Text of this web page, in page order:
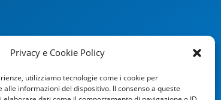
Privacy e Cookie Policy
utilizziamo tecnologie come i cookie per
informazioni del dispositivo. Il consenso a queste